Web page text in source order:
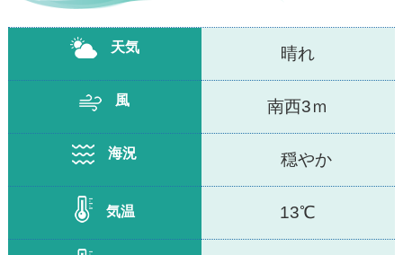
天気 晴れ
風 南西3ｍ
海況 穏やか
気温 13℃